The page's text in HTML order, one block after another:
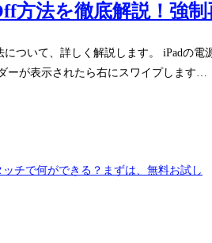
方法を徹底解説！強
について、詳しく解説します。 iPadの
ーが表示されたら右にスワイプします…